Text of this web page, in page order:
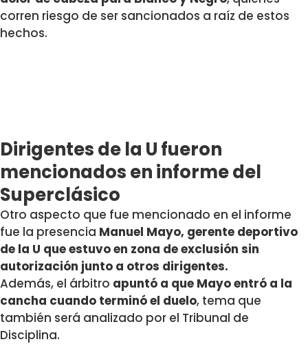
corren riesgo de ser sancionados a raíz de estos
hechos.
Dirigentes de la U fueron
mencionados en informe del
Superclásico
Otro aspecto que fue mencionado en el informe
fue la presencia Manuel Mayo, gerente deportivo
de la U que estuvo en zona de exclusión sin
autorización junto a otros dirigentes.
Además, el árbitro apuntó a que Mayo entró a la
cancha cuando terminó el duelo, tema que
también será analizado por el Tribunal de
Disciplina.